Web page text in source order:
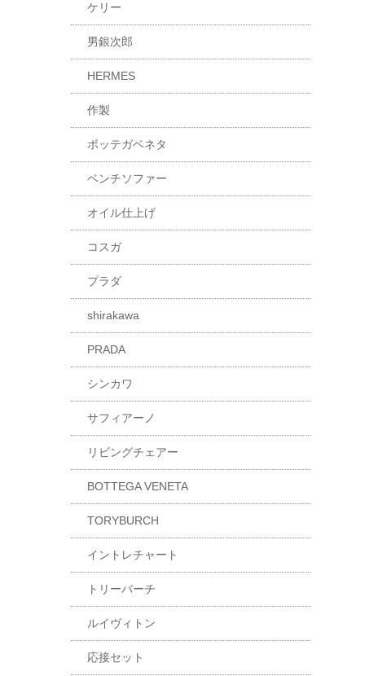
ケリー
男銀次郎
HERMES
作製
ボッテガベネタ
ベンチソファー
オイル仕上げ
コスガ
プラダ
shirakawa
PRADA
シンカワ
サフィアーノ
リビングチェアー
BOTTEGA VENETA
TORYBURCH
イントレチャート
トリーバーチ
ルイヴィトン
応接セット